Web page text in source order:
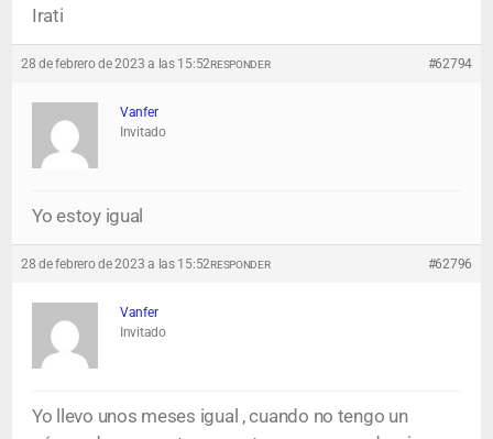
Irati
28 de febrero de 2023 a las 15:52 #62794
RESPONDER
Vanfer
Invitado
Yo estoy igual
28 de febrero de 2023 a las 15:52 #62796
RESPONDER
Vanfer
Invitado
Yo llevo unos meses igual , cuando no tengo un